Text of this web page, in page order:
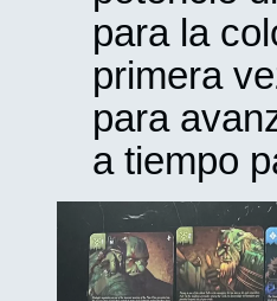
para la
primera
para
a tiempo